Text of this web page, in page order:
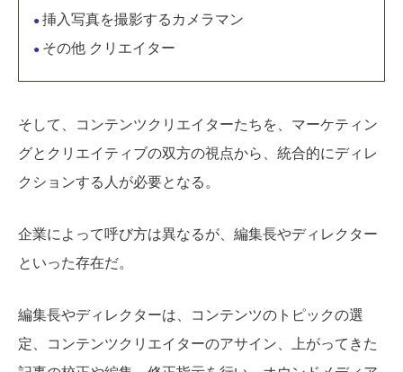
● 挿入写真を撮影するカメラマン
● その他 クリエイター
そして、コンテンツクリエイターたちを、マーケティン
グとクリエイティブの双方の視点から、統合的にディレ
クションする人が必要となる。
企業によって呼び方は異なるが、編集長やディレクター
といった存在だ。
編集長やディレクターは、コンテンツのトピックの選
定、コンテンツクリエイターのアサイン、上がってきた